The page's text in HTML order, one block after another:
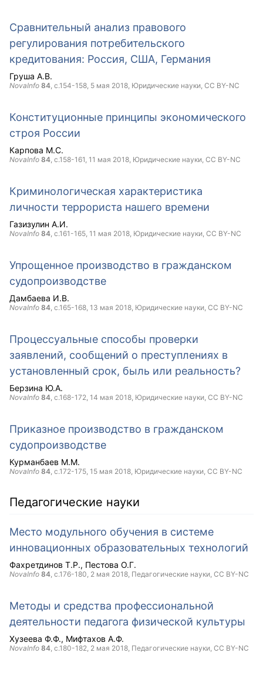
Сравнительный анализ правового
регулирования потребительского
кредитования: Россия, США, Германия
Груша А.В.
NovaInfo 84, с.154-158, 5 мая 2018, Юридические науки, CC BY-NC
Конституционные принципы экономического
строя России
Карпова М.С.
NovaInfo 84, с.158-161, 11 мая 2018, Юридические науки, CC BY-NC
Криминологическая характеристика
личности террориста нашего времени
Газизулин А.И.
NovaInfo 84, с.161-165, 11 мая 2018, Юридические науки, CC BY-NC
Упрощенное производство в гражданском
судопроизводстве
Дамбаева И.В.
NovaInfo 84, с.165-168, 13 мая 2018, Юридические науки, CC BY-NC
Процессуальные способы проверки
заявлений, сообщений о преступлениях в
установленный срок, быль или реальность?
Берзина Ю.А.
NovaInfo 84, с.168-172, 14 мая 2018, Юридические науки, CC BY-NC
Приказное производство в гражданском
судопроизводстве
Курманбаев М.М.
NovaInfo 84, с.172-175, 15 мая 2018, Юридические науки, CC BY-NC
Педагогические науки
Место модульного обучения в системе
инновационных образовательных технологий
Фахретдинов Т.Р. Пестова О.Г.
NovaInfo 84, с.176-180, 2 мая 2018, Педагогические науки, CC BY-NC
Методы и средства профессиональной
деятельности педагога физической культуры
Хузеева Ф.Ф. Мифтахов А.Ф.
NovaInfo 84, с.180-182, 2 мая 2018, Педагогические науки, CC BY-NC